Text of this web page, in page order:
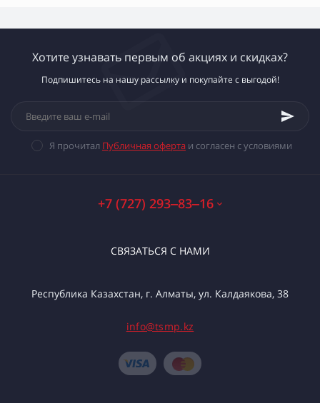
Хотите узнавать первым об акциях и скидках?
Подпишитесь на нашу рассылку и покупайте с выгодой!
Я прочитал Публичная оферта и согласен с условиями
+7 (727) 293‒83‒16
СВЯЗАТЬСЯ С НАМИ
Республика Казахстан, г. Алматы, ул. Калдаякова, 38
info@tsmp.kz